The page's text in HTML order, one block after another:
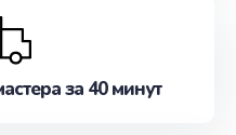
за 40 минут